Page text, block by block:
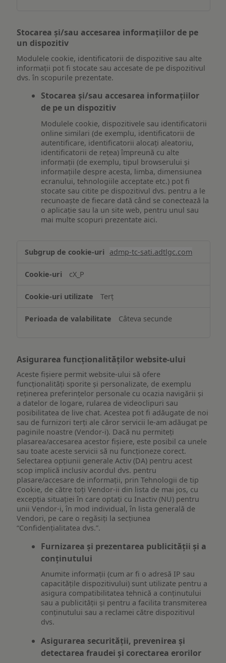
Stocarea și/sau accesarea informațiilor de pe
un dispozitiv
Modulele cookie, identificatorii de dispozitive sau alte
informații pot fi stocate sau accesate de pe dispozitivul
dvs. în scopurile prezentate.
Stocarea și/sau accesarea informațiilor
de pe un dispozitiv
Modulele cookie, dispozitivele sau identificatorii
online similari (de exemplu, identificatorii de
autentificare, identificatorii alocați aleatoriu,
identificatorii de rețea) împreună cu alte
informații (de exemplu, tipul browserului și
informațiile despre acesta, limba, dimensiunea
ecranului, tehnologiile acceptate etc.) pot fi
stocate sau citite pe dispozitivul dvs. pentru a le
recunoaște de fiecare dată când se conectează la
o aplicație sau la un site web, pentru unul sau
mai multe scopuri prezentate aici.
și/sau
informațiilor
pe
dispozitiv
admp-tc-sati.adtlgc.com
cX_P
Terț
Câteva secunde
Asigurarea funcționalităților website-ului
Aceste fișiere permit website-ului să ofere
funcționalități sporite și personalizate, de exemplu
reţinerea preferinţelor personale cu ocazia navigării și
a datelor de logare, rularea de videoclipuri sau
posibilitatea de live chat. Acestea pot fi adăugate de noi
sau de furnizori terți ale căror servicii le-am adăugat pe
paginile noastre (Vendor-i). Dacă nu permiteți
plasarea/accesarea acestor fișiere, este posibil ca unele
sau toate aceste servicii să nu funcționeze corect.
Selectarea opțiunii generale Activ (DA) pentru acest
scop implică inclusiv acordul dvs. pentru
plasare/accesare de informații, prin Tehnologii de tip
Cookie, de către toți Vendor-ii din lista de mai jos, cu
excepția situației în care optați cu Inactiv (NU) pentru
unii Vendor-i, în mod individual, în lista generală de
Vendori, pe care o regăsiți la secțiunea
“Confidențialitatea dvs.”.
Furnizarea și prezentarea publicității și a
conținutului
Anumite informații (cum ar fi o adresă IP sau
capacitățile dispozitivului) sunt utilizate pentru a
asigura compatibilitatea tehnică a conținutului
sau a publicității și pentru a facilita transmiterea
conținutului sau a reclamei către dispozitivul
dvs.
Asigurarea securității, prevenirea și
detectarea fraudei și corectarea erorilor